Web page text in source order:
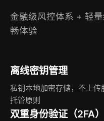
金融级风控体系 + 轻
畅体验
离线密钥管理
私钥本地加密存储，不上
托管原则
双重身份验证（2FA）